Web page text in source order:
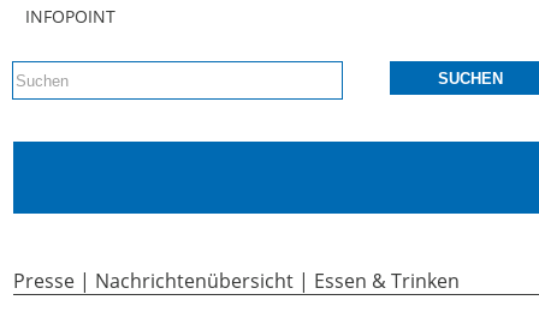
INFOPOINT
Presse | Nachrichtenübersicht | Essen & Trinken